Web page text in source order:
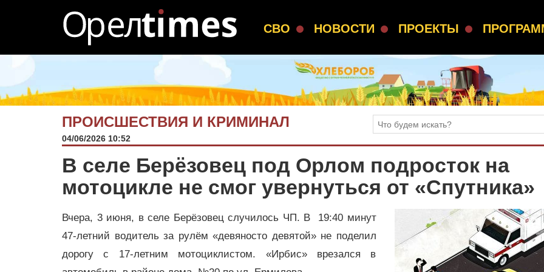
СВО НОВОСТИ ПРОЕКТЫ
ПРОИСШЕСТВИЯ И КРИМИНАЛ
04/06/2026 10:52
В селе Берёзовец под Орлом подросток на
мотоцикле не смог увернуться от «Спутника»
Вчера, 3 июня, в селе Берёзовец случилось ЧП. В 19:40 минут
47-летний водитель за рулём «девяносто девятой» не поделил
дорогу с 17-летним мотоциклистом. «Ирбис» врезался в